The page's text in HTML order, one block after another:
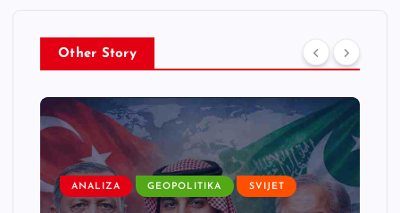
Other Story
ANALIZA GEOPOLITIKA SVIJET